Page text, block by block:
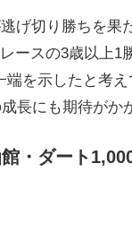
げ切り勝ちを果
ースの3歳以上
を示したと考え
長にも期待がか
・ダート